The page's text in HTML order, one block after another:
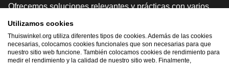
Ofrecemos soluciones relevantes y prácticas con varios
sellos de confianza, Thuiswinkel Reviews, herramientas y
asesoramiento jurídico, defensa, estudios de mercado, y
tenemos nuestra propia plataforma educativa, la
Thuiswinkel e-Academy.
Utilizamos cookies
Thuiswinkel.org utiliza diferentes tipos de cookies. Además de las cookies
necesarias, colocamos cookies funcionales que son necesarias para que
nuestro sitio web funcione. También colocamos cookies de rendimiento para
medir el rendimiento y la calidad de nuestro sitio web. Finalmente,